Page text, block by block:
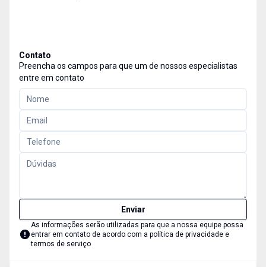
Contato
Preencha os campos para que um de nossos especialistas
entre em contato
Enviar
As informações serão utilizadas para que a nossa equipe possa
entrar em contato de acordo com a política de privacidade e
termos de serviço